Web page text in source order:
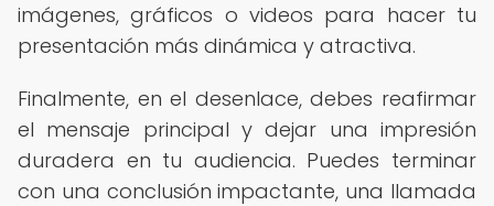
imágenes, gráficos o videos para hacer tu
presentación más dinámica y atractiva.
Finalmente, en el desenlace, debes reafirmar
el mensaje principal y dejar una impresión
duradera en tu audiencia. Puedes terminar
con una conclusión impactante, una llamada